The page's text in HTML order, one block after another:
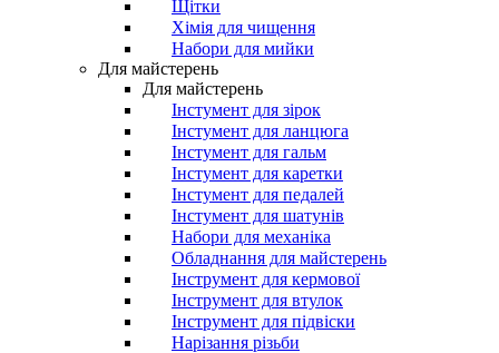
Щітки
Хімія для чищення
Набори для мийки
Для майстерень
Для майстерень
Інстумент для зірок
Інстумент для ланцюга
Інстумент для гальм
Інстумент для каретки
Інстумент для педалей
Інстумент для шатунів
Набори для механіка
Обладнання для майстерень
Інструмент для кермової
Інструмент для втулок
Інструмент для підвіски
Нарізання різьби